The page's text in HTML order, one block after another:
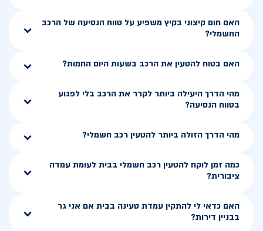
האם חום קיצוני בקיץ משפיע על טווח הנסיעה של הרכב
החשמלי?
האם בטוח להטעין את הרכב בשעות היום החמות?
מהי הדרך היעילה ביותר לקרר את הרכב בלי לפגוע
בטווח הנסיעה?
מהי הדרך הזולה ביותר להטעין רכב חשמלי?
כמה זמן לוקח להטעין רכב חשמלי בבית לעומת עמדה
ציבורית?
האם כדאי לי להתקין עמדת טעינה בבית אם אני גר
בבניין דירות?